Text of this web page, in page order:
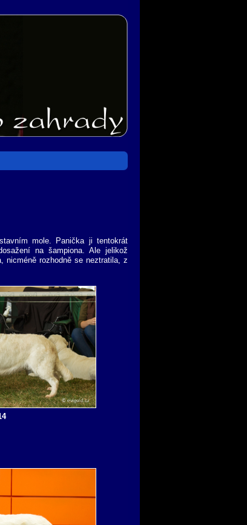
mole. Panička ji tentokrát
na šampiona. Ale jelikož
nicméně rozhodně se neztratila, z